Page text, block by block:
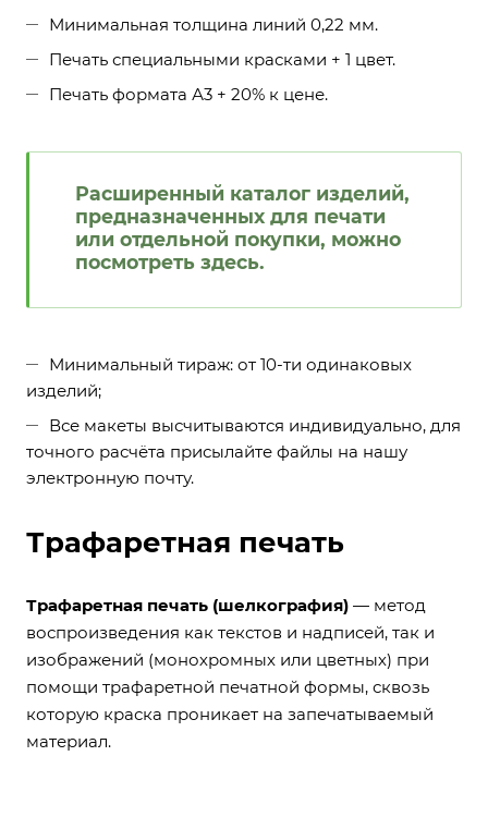
Минимальная толщина линий 0,22 мм.
Печать специальными красками + 1 цвет.
Печать формата А3 + 20% к цене.
Расширенный каталог изделий,
предназначенных для печати
или отдельной покупки, можно
посмотреть здесь.
Минимальный тираж: от 10-ти одинаковых
изделий;
Все макеты высчитываются индивидуально, для
точного расчёта присылайте файлы на нашу
электронную почту.
Трафаретная печать
Трафаретная печать (шелкография) — метод
воспроизведения как текстов и надписей, так и
изображений (монохромных или цветных) при
помощи трафаретной печатной формы, сквозь
которую краска проникает на запечатываемый
материал.